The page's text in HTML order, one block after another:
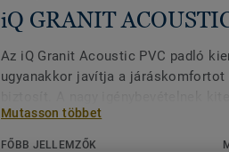
iQ GRANIT
Az iQ Granit Acoustic PVC padló
ugyanakkor javítja a
csendre van szükség, pl. folyosók
tartós és kiválóan ellenáll a
Mutasson többet
FŐBB JELLEMZŐK